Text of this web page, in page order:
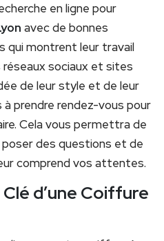
en ligne pour
avec de bonnes
montrent leur travail
sociaux et sites
de leur style et de leur
prendre rendez-vous pour
Cela vous permettra de
des questions et de
comprend vos attentes.
d’une Coiffure